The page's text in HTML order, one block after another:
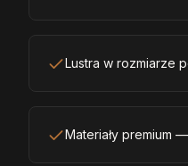
Lustra w rozmiarze
Materiały premium